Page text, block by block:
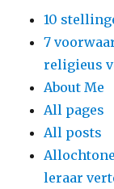
10
7
religieus
About Me
All pages
All posts
leraar